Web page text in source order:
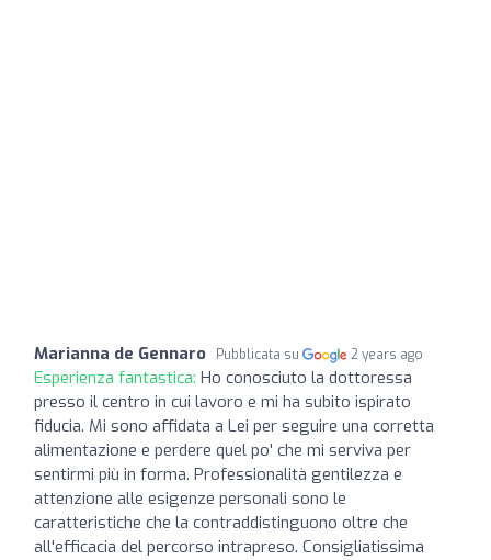
Marianna de Gennaro Pubblicata su 2 years ago
Esperienza fantastica: Ho conosciuto la dottoressa
presso il centro in cui lavoro e mi ha subito ispirato
fiducia. Mi sono affidata a Lei per seguire una corretta
alimentazione e perdere quel po' che mi serviva per
sentirmi più in forma. Professionalità gentilezza e
attenzione alle esigenze personali sono le
caratteristiche che la contraddistinguono oltre che
all'efficacia del percorso intrapreso. Consigliatissima